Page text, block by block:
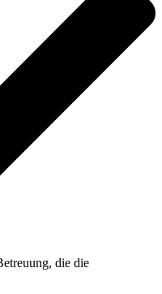
die die